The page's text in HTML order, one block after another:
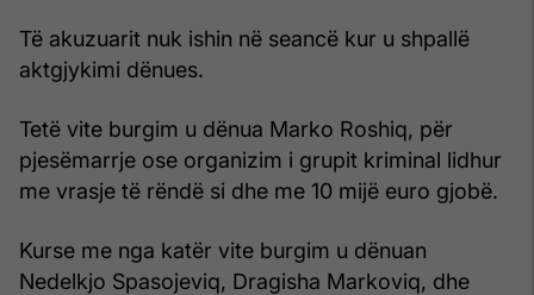
Të akuzuarit nuk ishin në seancë kur u shpallë
aktgjykimi dënues.
Tetë vite burgim u dënua Marko Roshiq, për
pjesëmarrje ose organizim i grupit kriminal lidhur
me vrasje të rëndë si dhe me 10 mijë euro gjobë.
Kurse me nga katër vite burgim u dënuan
Nedelkjo Spasojeviq, Dragisha Markoviq, dhe